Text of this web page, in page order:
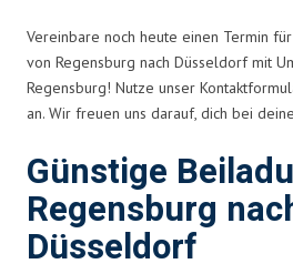
Vereinbare noch heute einen Termin
von Regensburg nach Düsseldorf mit
Regensburg! Nutze unser
an. Wir freuen uns darauf, dich bei
Günstige
Regensburg
Düsseldorf